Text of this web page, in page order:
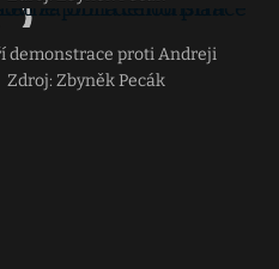
demonstrace proti Andreji
Zdroj: Zbyněk Pecák